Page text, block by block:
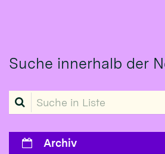
Suche innerhalb der
Suche in Liste
Archiv